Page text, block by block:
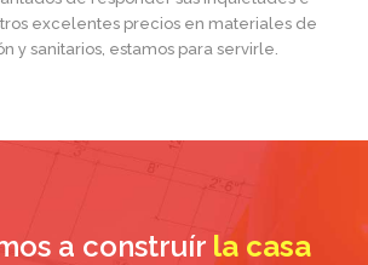
excelentes precios en materiales de
y sanitarios, estamos para servirle.
a construír la casa